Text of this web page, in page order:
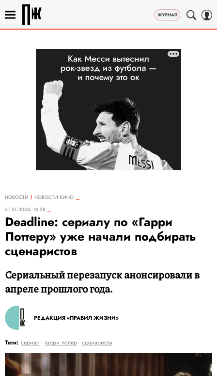
НОВОСТИ
НОВОСТИ КИНО
21.01.2024, 16:28
Deadline: сериалу по «Гарри
Поттеру» уже начали подбирать
сценаристов
Сериальный перезапуск анонсировали в
апреле прошлого года.
РЕДАКЦИЯ «ПРАВИЛ ЖИЗНИ»
Теги: сериал гарри поттер сценаристы